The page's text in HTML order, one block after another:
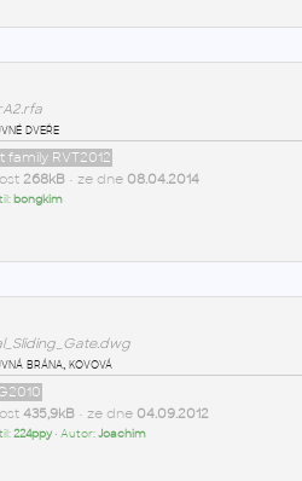
dveře
family RVT2012
268kB• ze dne 08.04.2014
bongkim
brána, kovová
435,9kB• ze dne 04.09.2012
224ppy• Autor:Joachim